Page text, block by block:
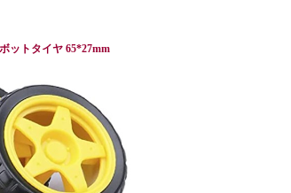
ットタイヤ 65*27mm